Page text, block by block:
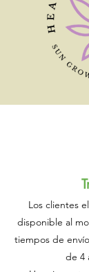
Los clientes
disponible al
tiempos de
de 4